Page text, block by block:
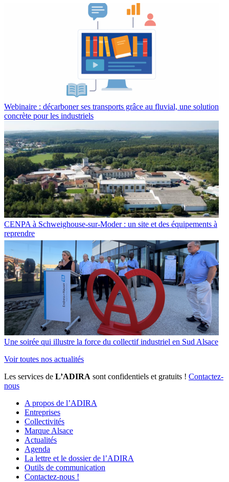
Webinaire : décarboner ses transports grâce au fluvial, une solution
concrète pour les industriels
CENPA à Schweighouse-sur-Moder : un site et des équipements à
reprendre
Une soirée qui illustre la force du collectif industriel en Sud Alsace
Voir toutes nos actualités
Les services de L’ADIRA sont confidentiels et gratuits ! Contactez-
nous
A propos de l’ADIRA
Entreprises
Collectivités
Marque Alsace
Actualités
Agenda
La lettre et le dossier de l’ADIRA
Outils de communication
Contactez-nous !